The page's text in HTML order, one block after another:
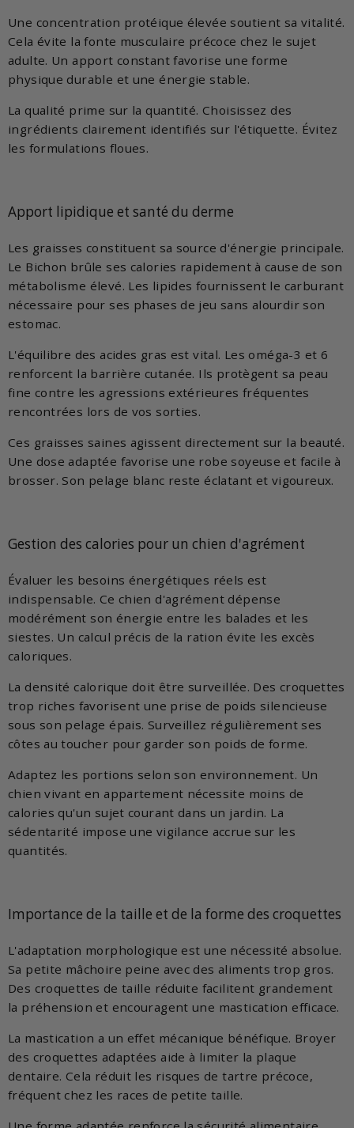
Une concentration protéique élevée soutient sa vitalité.
Cela évite la fonte musculaire précoce chez le sujet
adulte. Un apport constant favorise une forme
physique durable et une énergie stable.
La qualité prime sur la quantité. Choisissez des
ingrédients clairement identifiés sur l'étiquette. Évitez
les formulations floues.
Apport lipidique et santé du derme
Les graisses constituent sa source d'énergie principale.
Le Bichon brûle ses calories rapidement à cause de son
métabolisme élevé. Les lipides fournissent le carburant
nécessaire pour ses phases de jeu sans alourdir son
estomac.
L'équilibre des acides gras est vital. Les oméga-3 et 6
renforcent la barrière cutanée. Ils protègent sa peau
fine contre les agressions extérieures fréquentes
rencontrées lors de vos sorties.
Ces graisses saines agissent directement sur la beauté.
Une dose adaptée favorise une robe soyeuse et facile à
brosser. Son pelage blanc reste éclatant et vigoureux.
Gestion des calories pour un chien d'agrément
Évaluer les besoins énergétiques réels est
indispensable. Ce chien d'agrément dépense
modérément son énergie entre les balades et les
siestes. Un calcul précis de la ration évite les excès
caloriques.
La densité calorique doit être surveillée. Des croquettes
trop riches favorisent une prise de poids silencieuse
sous son pelage épais. Surveillez régulièrement ses
côtes au toucher pour garder son poids de forme.
Adaptez les portions selon son environnement. Un
chien vivant en appartement nécessite moins de
calories qu'un sujet courant dans un jardin. La
sédentarité impose une vigilance accrue sur les
quantités.
Importance de la taille et de la forme des croquettes
L'adaptation morphologique est une nécessité absolue.
Sa petite mâchoire peine avec des aliments trop gros.
Des croquettes de taille réduite facilitent grandement
la préhension et encouragent une mastication efficace.
La mastication a un effet mécanique bénéfique. Broyer
des croquettes adaptées aide à limiter la plaque
dentaire. Cela réduit les risques de tartre précoce,
fréquent chez les races de petite taille.